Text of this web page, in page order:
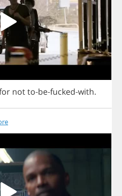
notto-be-fucked-with.